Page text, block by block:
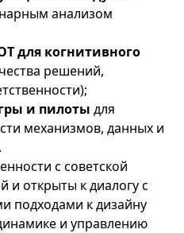
анализом
для когнитивного
решений,
и пилоты для
механизмов, данных и
с советской
и открыты к диалогу с
подходами к дизайну
и управлению